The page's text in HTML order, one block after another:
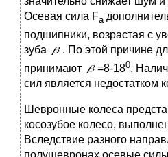
Осевая сила Fа
подшипники, возрастая с
зуба
. По этой причине
принимают
=8-180.
сил является недостатком
Шевронные колеса
косозубое колесо,
Вследствие разного